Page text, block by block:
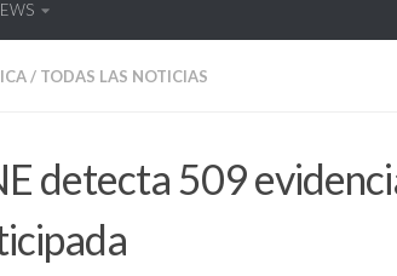
/ TODAS LAS NOTICIAS
detecta 509